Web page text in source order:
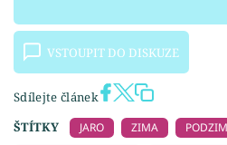
VSTOUPIT DO DISKUZE
Sdílejte článek
ŠTÍTKY
JARO ZIMA PODZIM